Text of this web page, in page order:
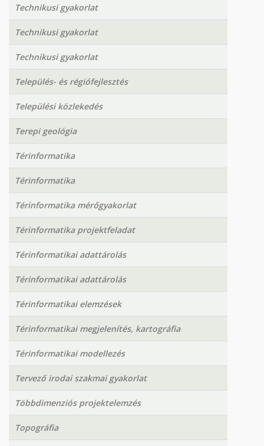
Technikusi gyakorlat
Technikusi gyakorlat
Technikusi gyakorlat
Település- és régiófejlesztés
Települési közlekedés
Terepi geológia
Térinformatika
Térinformatika
Térinformatika mérőgyakorlat
Térinformatika projektfeladat
Térinformatikai adattárolás
Térinformatikai adattárolás
Térinformatikai elemzések
Térinformatikai megjelenítés, kartográfia
Térinformatikai modellezés
Tervező irodai szakmai gyakorlat
Többdimenziós projektelemzés
Topográfia